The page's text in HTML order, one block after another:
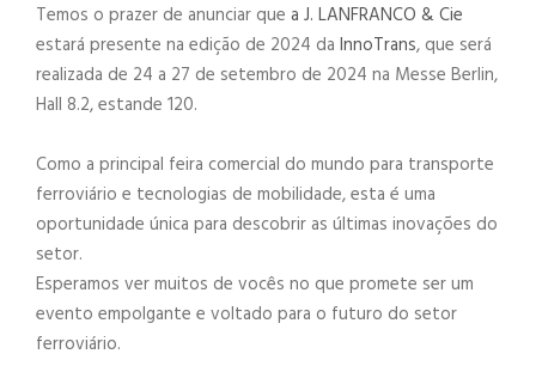
Temos o prazer de anunciar que a J. LANFRANCO & Cie
estará presente na edição de 2024 da InnoTrans, que será
realizada de 24 a 27 de setembro de 2024 na Messe Berlin,
Hall 8.2, estande 120.
Como a principal feira comercial do mundo para transporte
ferroviário e tecnologias de mobilidade, esta é uma
oportunidade única para descobrir as últimas inovações do
setor.
Esperamos ver muitos de vocês no que promete ser um
evento empolgante e voltado para o futuro do setor
ferroviário.